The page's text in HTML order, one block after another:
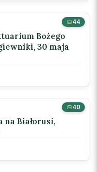
44
Bożego
30 maja
40
na Białorusi,